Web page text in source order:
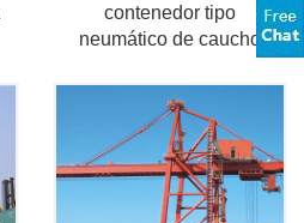
contenedor tipo
neumático de caucho